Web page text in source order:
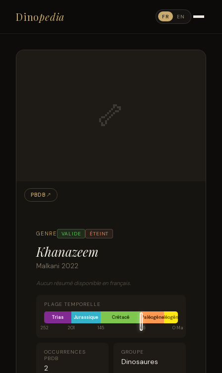
Dinopedia FR EN
GENRE VALIDE ÉTEINT
Khanazeem
Malkani 2022
Aucun résumé disponible en français.
PLAGE TEMPORELLE
Trias Jurassique Crétacé PaléogèneNéogène
252
201 145 66 0 Ma
OCCURRENCES
PBDB
2
GROUPE
Dinosaures
🦴
PBDB ↗